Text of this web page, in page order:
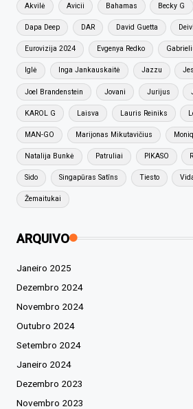
Akvilė Avicii Bahamas Becky G
Dapa Deep DAR David Guetta
Eurovizija 2024 Evgenya Redko
Iglė Inga Jankauskaitė Jazzu
Joel Brandenstein Jovani Jurijus
KAROL G Laisva Lauris Reiniks
MAN-GO Marijonas Mikutavičius
Natalija Bunkė Patruliai PIKASO
Sido Singapūras Satīns Tiesto
Žemaitukai
ARQUIVO
Janeiro 2025
Dezembro 2024
Novembro 2024
Outubro 2024
Setembro 2024
Janeiro 2024
Dezembro 2023
Novembro 2023